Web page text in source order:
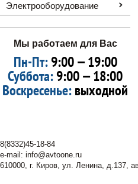
Электрооборудование
Мы работаем для Вас
Пн-Пт:9:00 — 19:00
Суббота:9:00 — 18:00
Воскресенье:выходной
8(8332)45-18-84
e-mail: info@avtoone.ru
610000, г. Киров, ул. Ленина, д.137,